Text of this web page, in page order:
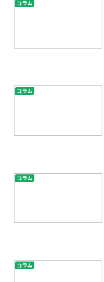
コラム
コラム
コラム
コラム